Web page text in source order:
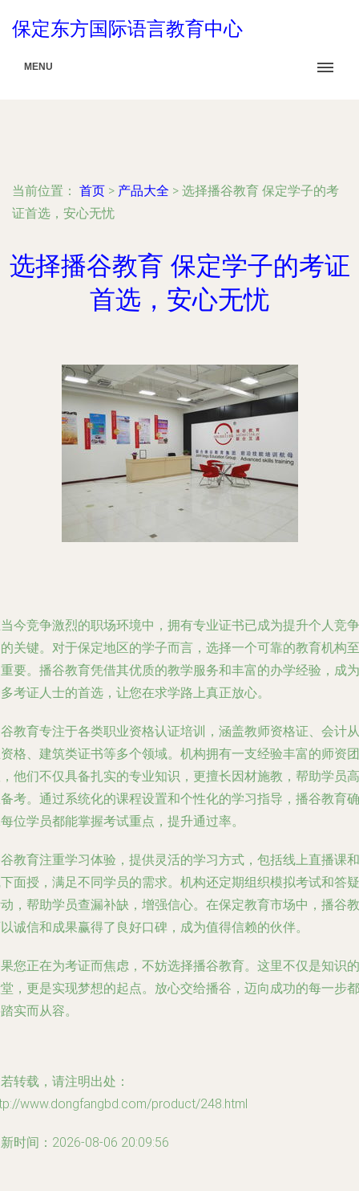
保定东方国际语言教育中心
MENU
当前位置： 首页 > 产品大全 > 选择播谷教育 保定学子的考
证首选，安心无忧
选择播谷教育 保定学子的考证
首选，安心无忧
今竞争激烈的职场环境中，拥有专业证书已成为提升个人竞争
关键。对于保定地区的学子而言，选择一个可靠的教育机构至
要。播谷教育凭借其优质的教学服务和丰富的办学经验，成为
考证人士的首选，让您在求学路上真正放心。
教育专注于各类职业资格认证培训，涵盖教师资格证、会计从
格、建筑类证书等多个领域。机构拥有一支经验丰富的师资团
他们不仅具备扎实的专业知识，更擅长因材施教，帮助学员高
考。通过系统化的课程设置和个性化的学习指导，播谷教育确
位学员都能掌握考试重点，提升通过率。
教育注重学习体验，提供灵活的学习方式，包括线上直播课和
面授，满足不同学员的需求。机构还定期组织模拟考试和答疑
，帮助学员查漏补缺，增强信心。在保定教育市场中，播谷教
诚信和成果赢得了良好口碑，成为值得信赖的伙伴。
您正在为考证而焦虑，不妨选择播谷教育。这里不仅是知识的
，更是实现梦想的起点。放心交给播谷，迈向成功的每一步都
实而从容。
转载，请注明出处：
www.dongfangbd.com/product/248.html
时间：2026-08-06 20:09:56